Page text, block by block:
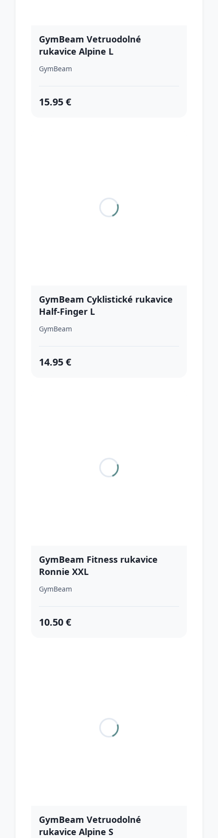
GymBeam Vetruodolné
rukavice Alpine L
GymBeam
15.95 €
GymBeam Cyklistické rukavice
Half-Finger L
GymBeam
14.95 €
GymBeam Fitness rukavice
Ronnie XXL
GymBeam
10.50 €
GymBeam Vetruodolné
rukavice Alpine S